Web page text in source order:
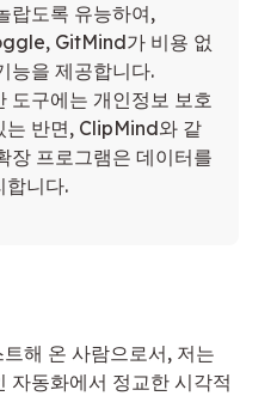
랍도록 유능하여,
GitMind가 비용 없
능을 제공합니다.
도구에는 개인정보 보호
는 반면, ClipMind와 같
장 프로그램은 데이터를
합니다.
해 온 사람으로서, 저는
자동화에서 정교한 시각적